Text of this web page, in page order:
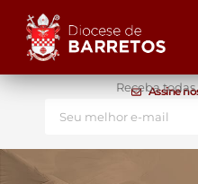
Assine
Receba